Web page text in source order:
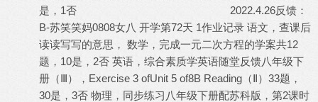
是，1否 2022.4.26反馈：
B-苏笑笑妈0808女八 开学第72天 1作业记录 语文，查课后
读读写写的意思， 数学，完成一元二次方程的学案共12
题，10是，2否 英语，综合素质学英语随堂反馈八年级下
册（Ⅲ），Exercise 3 ofUnit 5 of8B Reading（Ⅱ）33题，
30是，3否 物理，同步练习八年级下册配苏科版，第2课时